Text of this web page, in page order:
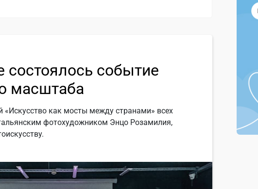
событие
масштаба
«Искусство как мосты между странами» всех
фотохудожником Энцо Розамилия,